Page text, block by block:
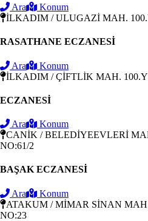
Ara
Konum
İLKADIM / ULUGAZİ MAH.
RASATHANE ECZANESİ
Ara
Konum
İLKADIM / ÇİFTLİK MAH.
ECZANESİ
Ara
Konum
CANİK / BELEDİYEEVLERİ
NO:61/2
BAŞAK ECZANESİ
Ara
Konum
ATAKUM / MİMAR SİNAN
NO:23